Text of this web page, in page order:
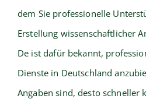
dem Sie professionelle
Erstellung wissenschaftlicher
De ist dafür bekannt,
Dienste in Deutschland
Angaben sind, desto schneller